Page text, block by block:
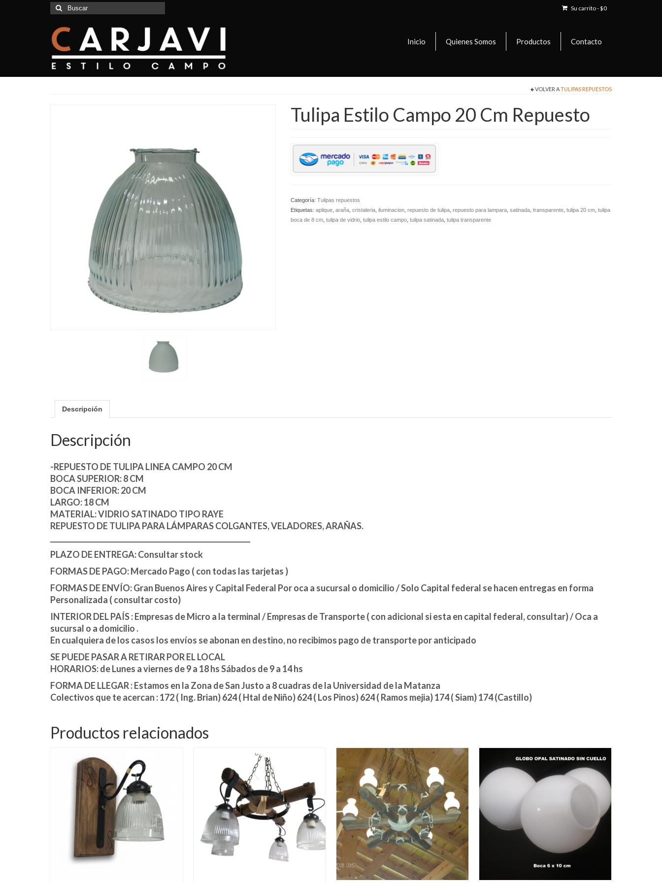
Su carrito-$0
Buscar
por:
Inicio Quienes Somos Productos Contacto
VOLVER ATULIPAS REPUESTOS
Tulipa Estilo Campo 20 Cm Repuesto
Categoría: Tulipas repuestos
Etiquetas: aplique, araña, cristaleria, iluminacion, repuesto de tulipa, repuesto para lampara, satinada, transparente, tulipa 20 cm, tulipa
boca de 8 cm, tulipa de vidrio, tulipa estilo campo, tulipa satinada, tulipa transparente
Descripción
Descripción
-REPUESTO DE TULIPA LINEA CAMPO 20 CM
BOCA SUPERIOR: 8 CM
BOCA INFERIOR: 20 CM
LARGO: 18 CM
MATERIAL: VIDRIO SATINADO TIPO RAYE
REPUESTO DE TULIPA PARA LÁMPARAS COLGANTES, VELADORES, ARAÑAS.
PLAZO DE ENTREGA: Consultar stock
FORMAS DE PAGO: Mercado Pago ( con todas las tarjetas )
FORMAS DE ENVÍO: Gran Buenos Aires y Capital Federal Por oca a sucursal o domicilio / Solo Capital federal se hacen entregas en forma
Personalizada ( consultar costo)
INTERIOR DEL PAÍS : Empresas de Micro a la terminal / Empresas de Transporte ( con adicional si esta en capital federal, consultar) / Oca a
sucursal o a domicilio .
En cualquiera de los casos los envíos se abonan en destino, no recibimos pago de transporte por anticipado
SE PUEDE PASAR A RETIRAR POR EL LOCAL
HORARIOS: de Lunes a viernes de 9 a 18 hs Sábados de 9 a 14 hs
FORMA DE LLEGAR : Estamos en la Zona de San Justo a 8 cuadras de la Universidad de la Matanza
Colectivos que te acercan : 172 ( Ing. Brian) 624 ( Htal de Niño) 624 ( Los Pinos) 624 ( Ramos mejia) 174 ( Siam) 174 (Castillo)
Productos relacionados